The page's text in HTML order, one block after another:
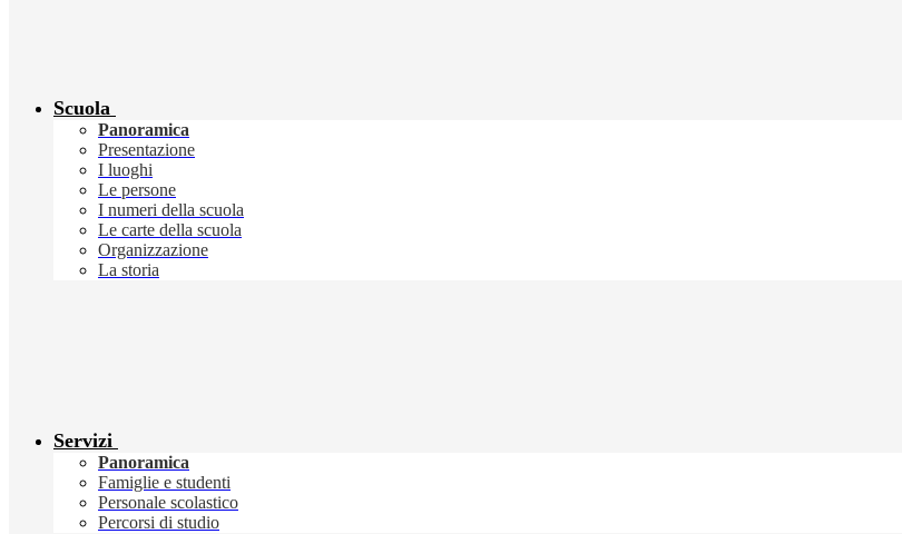
Scuola
Panoramica
Presentazione
I luoghi
Le persone
I numeri della scuola
Le carte della scuola
Organizzazione
La storia
Servizi
Panoramica
Famiglie e studenti
Personale scolastico
Percorsi di studio